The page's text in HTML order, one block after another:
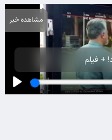
+ فیلم
مشاهده خبر